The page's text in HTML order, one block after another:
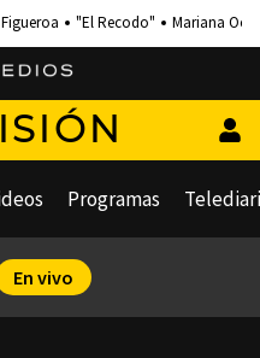
"El Recodo" Mariana
Programas
En vivo